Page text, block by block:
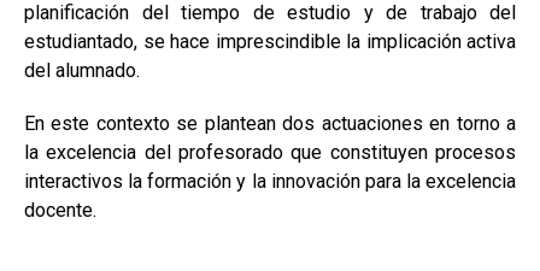
planificación del tiempo de estudio y de trabajo del
estudiantado, se hace imprescindible la implicación activa
del alumnado.
En este contexto se plantean dos actuaciones en torno a
la excelencia del profesorado que constituyen procesos
interactivos la formación y la innovación para la excelencia
docente.